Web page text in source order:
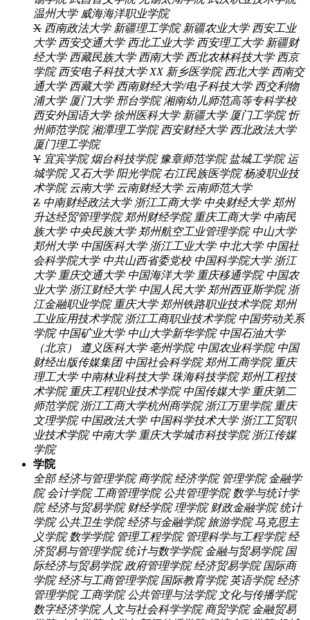
温州大学 威海海洋职业学院
X 西南政法大学 新疆理工学院 新疆农业大学 西安工业
大学 西安交通大学 西北工业大学 西安理工大学 新疆财
经大学 西藏民族大学 西南大学 西北农林科技大学 西京
学院 西安电子科技大学 XX 新乡医学院 西北大学 西南交
通大学 西藏大学 西南财经大学/电子科技大学 西交利物
浦大学 厦门大学 邢台学院 湘南幼儿师范高等专科学校
西安外国语大学 徐州医科大学 新疆大学 厦门工学院 忻
州师范学院 湘潭理工学院 西安财经大学 西北政法大学
厦门理工学院
Y 宜宾学院 烟台科技学院 豫章师范学院 盐城工学院 运
城学院 又石大学 阳光学院 右江民族医学院 杨凌职业技
术学院 云南大学 云南财经大学 云南师范大学
Z 中南财经政法大学 浙江工商大学 中央财经大学 郑州
升达经贸管理学院 郑州财经学院 重庆工商大学 中南民
族大学 中央民族大学 郑州航空工业管理学院 中山大学
郑州大学 中国医科大学 浙江工业大学 中北大学 中国社
会科学院大学 中共山西省委党校 中国科学院大学 浙江
大学 重庆交通大学 中国海洋大学 重庆移通学院 中国农
业大学 浙江财经大学 中国人民大学 郑州西亚斯学院 浙
江金融职业学院 重庆大学 郑州铁路职业技术学院 郑州
工业应用技术学院 浙江工商职业技术学院 中国劳动关系
学院 中国矿业大学 中山大学新华学院 中国石油大学
（北京）
遵义医科大学 亳州学院 中国农业科学院 中国
财经出版传媒集团 中国社会科学院 郑州工商学院 重庆
理工大学 中南林业科技大学 珠海科技学院 郑州工程技
术学院 重庆工程职业技术学院 中国传媒大学 重庆第二
师范学院 浙江工商大学杭州商学院 浙江万里学院 重庆
文理学院 中国政法大学 中国科学技术大学 浙江工贸职
业技术学院 中南大学 重庆大学城市科技学院 浙江传媒
学院
学院
全部 经济与管理学院 商学院 经济学院 管理学院 金融学
院 会计学院 工商管理学院 公共管理学院 数学与统计学
院 经济与贸易学院 财经学院 理学院 财政金融学院 统计
学院 公共卫生学院 经济与金融学院 旅游学院 马克思主
义学院 数学学院 管理工程学院 管理科学与工程学院 经
济贸易与管理学院 统计与数学学院 金融与贸易学院 国
际经济与贸易学院 政府管理学院 经济贸易学院 国际商
学院 经济与工商管理学院 国际教育学院 英语学院 经济
管理学院 工商学院 公共管理与法学院 文化与传播学院
数字经济学院 人文与社会科学学院 商贸学院 金融贸易